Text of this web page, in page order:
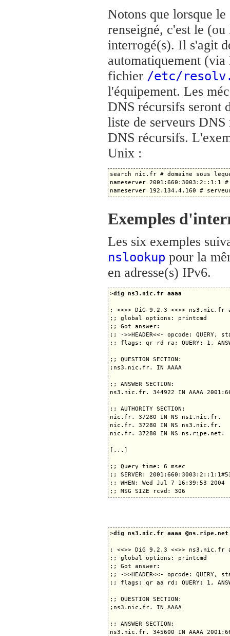
Notons que lorsque
renseigné, c'est le
interrogé(s). Il s'agit
automatiquement
fichier /etc/
l'équipement. Les
DNS récursifs seront
liste de serveurs
DNS récursifs.
Unix :
search nic.fr # domaine sous
nameserver
Exemples
Les six exemples
nslookup pour la
en adresse(s) IPv6.
>dig ns3.nic.fr aaaa
; <<>> DiG 9.2.3 <<>> ns3.nic.fr
;; global options: printcmd
;; Got answer:
;; ->>HEADER<<- opcode: QUERY,
;; flags: qr rd ra; QUERY: 1,
;; QUESTION SECTION:
;ns3.nic.fr. IN AAAA
;; ANSWER SECTION:
ns3.nic.fr. 344922 IN AAAA
;; AUTHORITY SECTION:
nic.fr. 37280 IN NS ns1.nic.fr.
nic.fr. 37280 IN NS ns3.nic.fr.
nic.fr. 37280 IN NS ns.ripe.net.
[...]
;; Query time: 6 msec
;; SERVER:
;; WHEN: Wed Jul 7 16:39:53 2004
>dig ns3.nic.fr aaaa @ns.ripe.net
; <<>> DiG 9.2.3 <<>> ns3.nic.fr
;; global options: printcmd
;; Got answer:
;; ->>HEADER<<- opcode: QUERY,
;; flags: qr aa rd; QUERY: 1,
;; QUESTION SECTION:
;ns3.nic.fr. IN AAAA
;; ANSWER SECTION:
ns3.nic.fr. 345600 IN AAAA